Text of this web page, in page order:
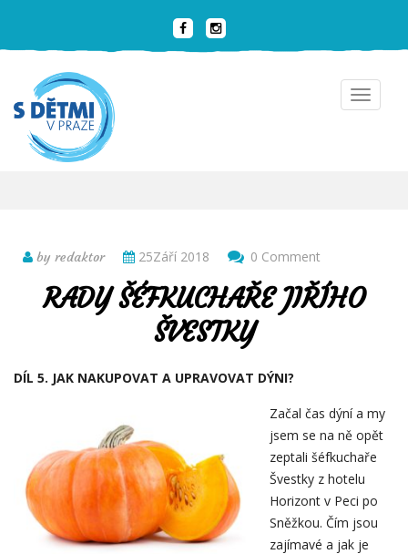
Toggle
by redaktor 25Září 2018 0 Comment
RADY ŠÉFKUCHAŘE JIŘÍHO
ŠVESTKY
DÍL 5. JAK NAKUPOVAT A UPRAVOVAT DÝNI?
Začal čas dýní a my
jsem se na ně opět
zeptali šéfkuchaře
Švestky z hotelu
Horizont v Peci po
Sněžkou. Čím jsou
zajímavé a jak je